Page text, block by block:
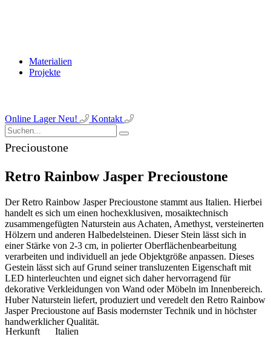
Materialien
Projekte
Online LagerNeu! Kontakt
Precioustone
Retro Rainbow Jasper Precioustone
Der Retro Rainbow Jasper Precioustone stammt aus Italien. Hierbei
handelt es sich um einen hochexklusiven, mosaiktechnisch
zusammengefügten Naturstein aus Achaten, Amethyst, versteinerten
Hölzern und anderen Halbedelsteinen. Dieser Stein lässt sich in
einer Stärke von 2-3 cm, in polierter Oberflächenbearbeitung
verarbeiten und individuell an jede Objektgröße anpassen. Dieses
Gestein lässt sich auf Grund seiner transluzenten Eigenschaft mit
LED hinterleuchten und eignet sich daher hervorragend für
dekorative Verkleidungen von Wand oder Möbeln im Innenbereich.
Huber Naturstein liefert, produziert und veredelt den Retro Rainbow
Jasper Precioustone auf Basis modernster Technik und in höchster
handwerklicher Qualität.
Herkunft
Italien